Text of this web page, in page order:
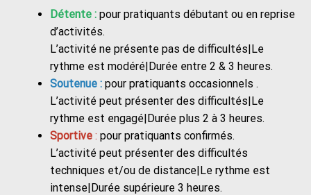
Détente : pour pratiquants débutant ou en reprise
d’activités.
L’activité ne présente pas de difficultés|Le
rythme est modéré|Durée entre 2 & 3 heures.
Soutenue : pour pratiquants occasionnels .
L’activité peut présenter des difficultés|Le
rythme est engagé|Durée plus 2 à 3 heures.
Sportive: pour pratiquants confirmés.
L’activité peut présenter des difficultés
techniques et/ou de distance|Le rythme est
intense|Durée supérieure 3 heures.